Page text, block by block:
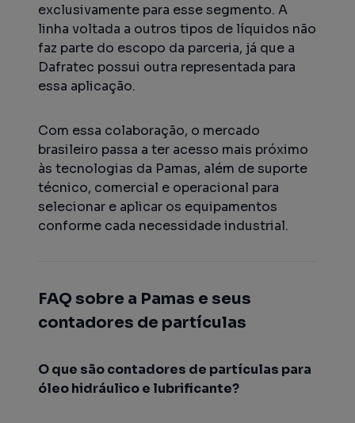
exclusivamente para esse segmento. A
linha voltada a outros tipos de líquidos não
faz parte do escopo da parceria, já que a
Dafratec possui outra representada para
essa aplicação.
Com essa colaboração, o mercado
brasileiro passa a ter acesso mais próximo
às tecnologias da Pamas, além de suporte
técnico, comercial e operacional para
selecionar e aplicar os equipamentos
conforme cada necessidade industrial.
FAQ sobre a Pamas e seus
contadores de partículas
O que são contadores de partículas para
óleo hidráulico e lubrificante?